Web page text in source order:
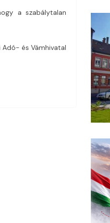
a szabálytalan
Adó- és Vámhivatal